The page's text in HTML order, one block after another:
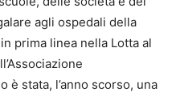
agli ospedali della
prima linea nella Lotta al
è stata, l’anno scorso, una